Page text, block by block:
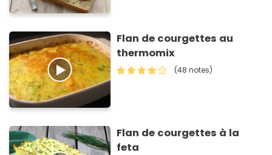
Flan de courgettes au
thermomix
(48 notes)
Flan de courgettes à la
feta